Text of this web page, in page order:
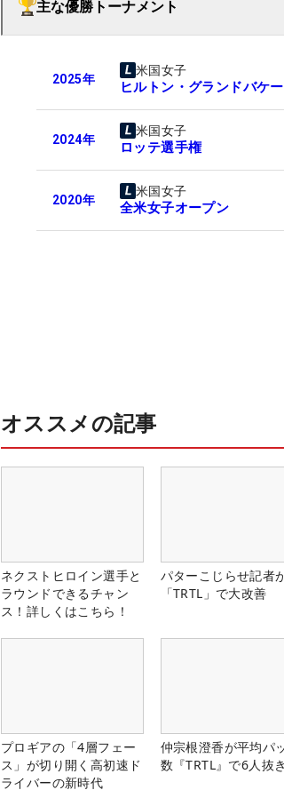
主な優勝トーナメント
2025年
米国女子
ヒルトン・グランドバケ
2024年
米国女子
ロッテ選手権
2020年
米国女子
全米女子オープン
オススメの記事
ネクストヒロイン選手と
ラウンドできるチャン
ス！詳しくはこちら！
パターこじらせ記者
「TRTL」で大改善
プロギアの「4層フェー
ス」が切り開く高初速ド
ライバーの新時代
仲宗根澄香が平均パ
数『TRTL』で6人抜